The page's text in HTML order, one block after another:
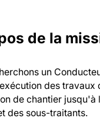
de la
un
des travaux
de chantier jusqu'à
des sous-traitants.